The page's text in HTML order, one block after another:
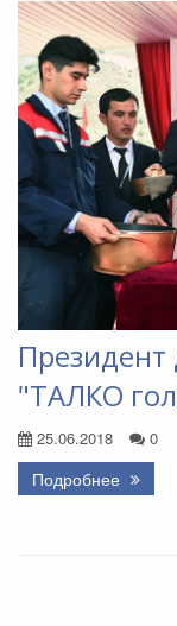
Президент
"ТАЛКО
25.06.2018 0
Подробнее